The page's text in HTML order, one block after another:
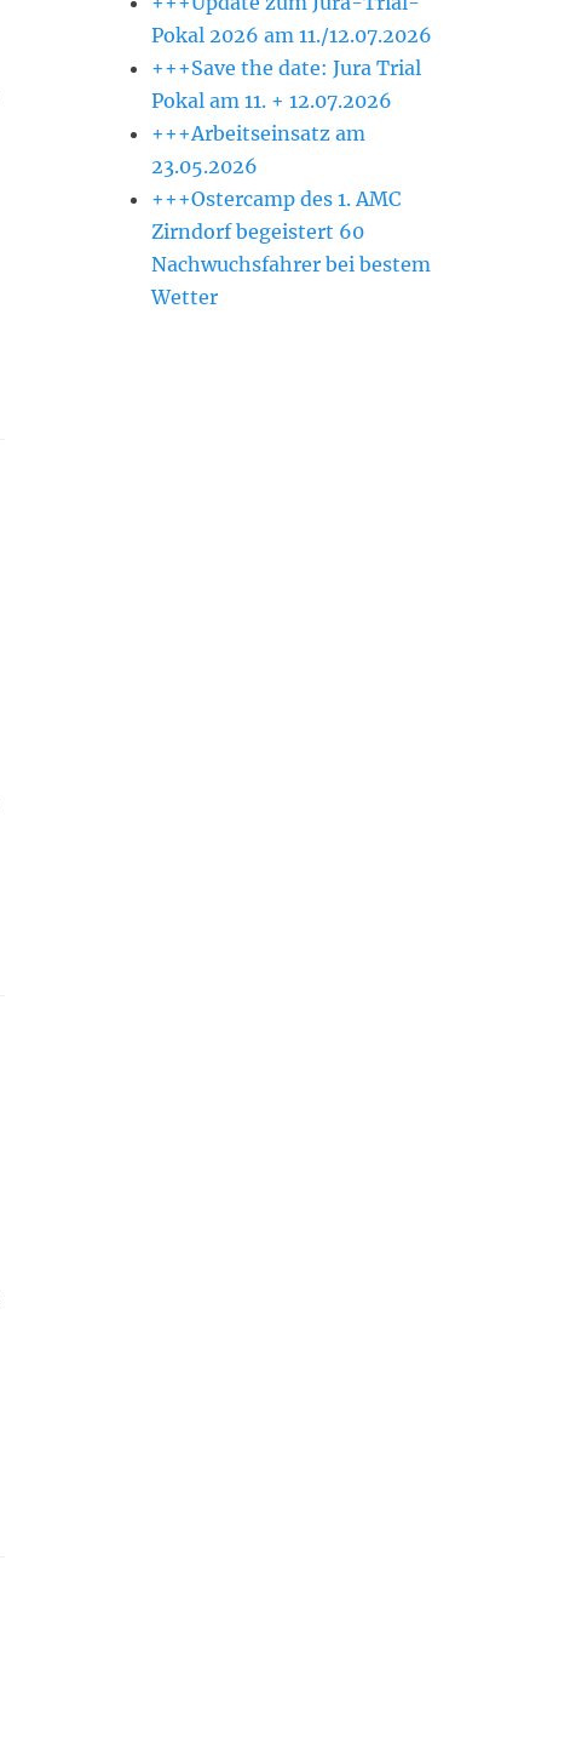
Pokal 2026 am 11./12.07.2026
+++Save the date: Jura Trial
Pokal am 11. + 12.07.2026
+++Arbeitseinsatz am
23.05.2026
+++Ostercamp des 1. AMC
Zirndorf begeistert 60
Nachwuchsfahrer bei bestem
Wetter